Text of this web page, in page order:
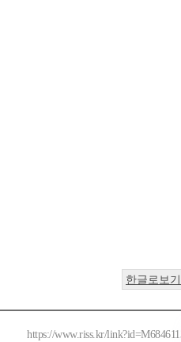
한글로보기
https://www.riss.kr/